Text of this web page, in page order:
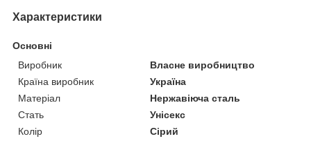
Характеристики
Основні
Виробник
Власне виробництво
Країна виробник
Україна
Матеріал
Нержавіюча сталь
Стать
Унісекс
Колір
Сірий